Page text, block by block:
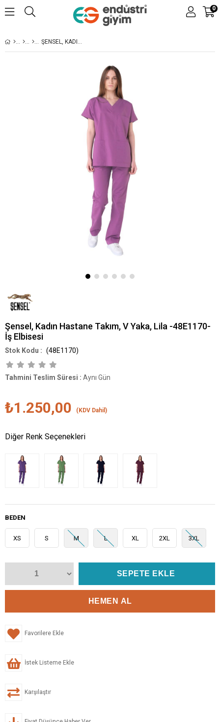
0
ŞENSEL, KADIN HASTANE TAKIM, V YAKA, LILA -48E1170- İŞ ELBISESI
Şensel, Kadın Hastane Takım, V Yaka, Lila -48E1170-
İş Elbisesi
(48E1170)
Tahmini Teslim Süresi : Aynı Gün
₺1.250,00 (KDV Dahil)
Diğer Renk Seçenekleri
BEDEN
XS S M L XL 2XL 3XL
Favorilere Ekle
İstek Listeme Ekle
Karşılaştır